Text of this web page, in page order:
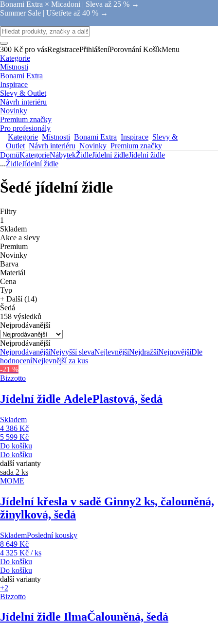
Bonami Extra × Micadoni | Sleva až 25 % →
Summer Sale | Ušetřete až 40 % →
300 Kč pro vásRegistracePřihlášeníPorovnání KošíkMenu
Kategorie
Místnosti
Bonami Extra
Inspirace
Slevy & Outlet
Návrh interiéru
Novinky
Premium značky
Pro profesionály
Kategorie Místnosti Bonami Extra Inspirace Slevy &
Outlet Návrh interiéru Novinky Premium značky
DomůKategorieNábytekŽidleJídelní židleJídelní židle
...ŽidleJídelní židle
Šedé jídelní židle
Filtry
1
Skladem
Akce a slevy
Premium
Novinky
Barva
Materiál
Cena
Typ
+ Další (14)
Šedá
158 výsledků
Nejprodávanější
Nejprodávanější
NejprodávanějšíNejvyšší slevaNejlevnějšíNejdražšíNejnovějšíDle
hodnoceníNejlevnější za kus
-21 %
Bizzotto
Jídelní židle AdelePlastová, šedá
Skladem
4 386 Kč
5 599 Kč
Do košíku
Do košíku
další varianty
sada 2 ks
MOME
Jídelní křesla v sadě Ginny2 ks, čalouněná,
žinylková, šedá
SklademPoslední kousky
8 649 Kč
4 325 Kč / ks
Do košíku
Do košíku
další varianty
+2
Bizzotto
Jídelní židle IlmaČalouněná, šedá